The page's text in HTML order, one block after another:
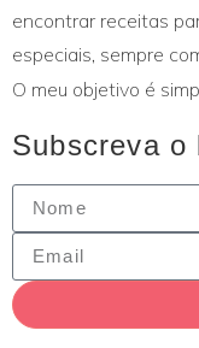
encontrar receitas
especiais, sempre
O meu objetivo é
Subscreva o